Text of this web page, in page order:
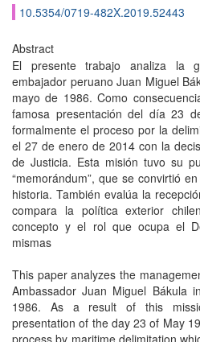
10.5354/0719-482X.2019.52443
Abstract
El presente trabajo analiza la
embajador peruano Juan Miguel
mayo de 1986. Como
famosa presentación del día 23
formalmente el proceso por la
el 27 de enero de 2014 con la
de Justicia. Esta misión tuvo su
“memorándum”, que se convirtió
historia. También evalúa la
compara la política exterior
concepto y el rol que ocupa el
mismas
This paper analyzes the
Ambassador Juan Miguel Bákula
1986. As a result of this
presentation of the day 23 of May
process by maritime delimitation